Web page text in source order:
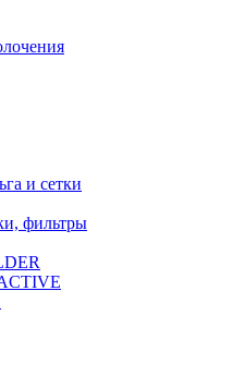
и сетки
фильтры